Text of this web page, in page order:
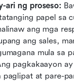
ari ng proseso:
papel sa
ang mga
ang sales,
mula sa
pagkakaayon
paglipat at pare-